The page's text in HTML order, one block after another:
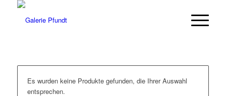
Es wurden keine Produkte gefunden, die Ihrer Auswahl
entsprechen.